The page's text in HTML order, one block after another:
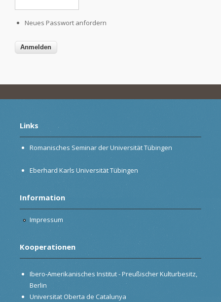
Neues Passwort anfordern
Links
Romanisches Seminar der Universität Tübingen
Eberhard Karls Universität Tübingen
Information
Impressum
Kooperationen
Ibero-Amerikanisches Institut - Preußischer Kulturbesitz,
Berlin
Universitat Oberta de Catalunya